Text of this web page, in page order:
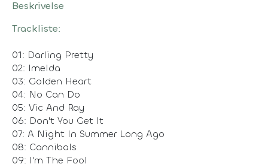
Beskrivelse
Trackliste:
01: Darling Pretty
02: Imelda
03: Golden Heart
04: No Can Do
05: Vic And Ray
06: Don't You Get It
07: A Night In Summer Long Ago
08: Cannibals
09: I'm The Fool